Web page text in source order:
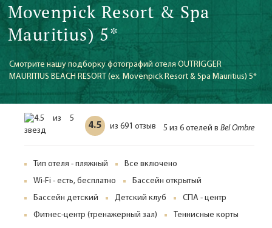
Movenpick Resort & Spa
Mauritius) 5*
Смотрите нашу подборку фотографий отеля OUTRIGGER
MAURITIUS BEACH RESORT (ex. Movenpick Resort & Spa Mauritius) 5*
4.5 из 691 отзыв 5 из 6 отелей в Bel Ombre
Тип отеля - пляжный
Все включено
Wi-Fi - есть, бесплатно
Бассейн открытый
Бассейн детский
Детский клуб
СПА - центр
Фитнес-центр (тренажерный зал)
Теннисные корты